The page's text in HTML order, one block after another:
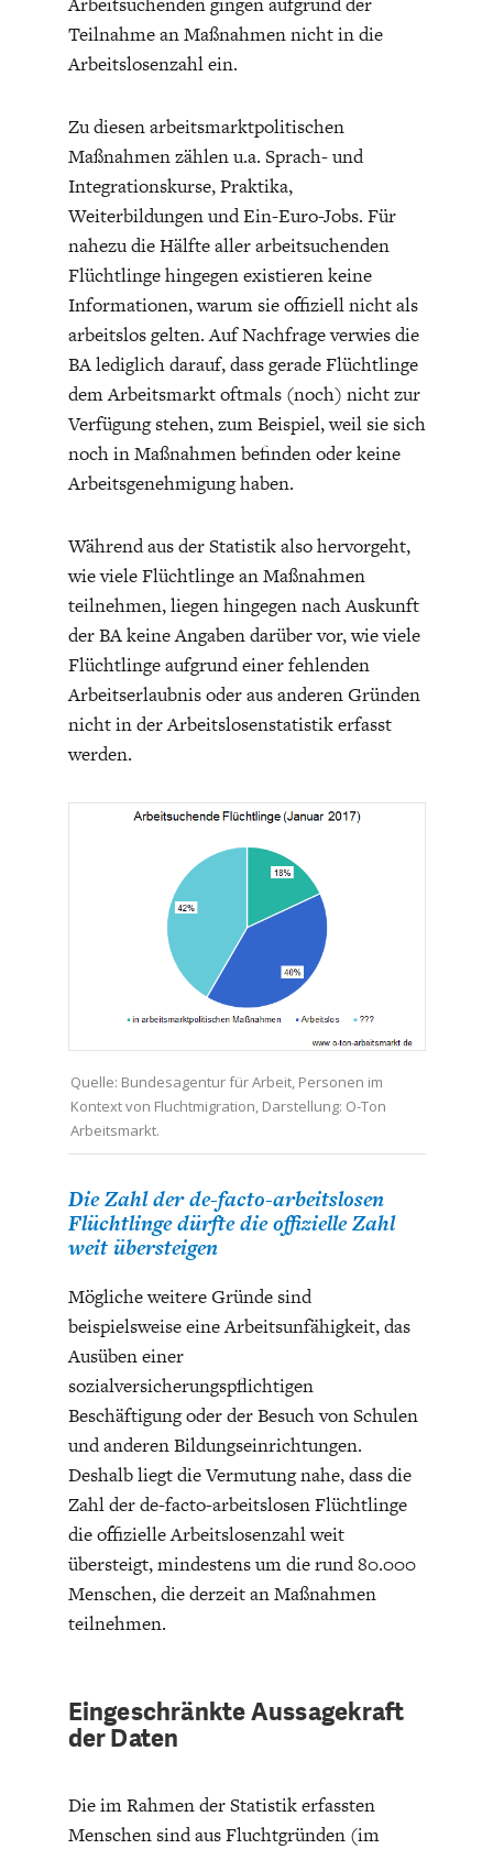
GERMANOMICS
DIGITALISIERUNG
ZEITALTER
DEUTSCHEN VWL
DIE POSITIONEN DER
WIRTSCHAFTSWEISEN
BGE-INFOGRAFIK
HÖRSAAL
UNGLEICHHEIT
USA
Teilnahme an Maßnahmen nicht in die
Arbeitslosenzahl ein.
Zu diesen arbeitsmarktpolitischen
Maßnahmen zählen u.a. Sprach- und
Integrationskurse, Praktika,
Weiterbildungen und Ein-Euro-Jobs. Für
nahezu die Hälfte aller arbeitsuchenden
Flüchtlinge hingegen existieren keine
Informationen, warum sie offiziell nicht als
arbeitslos gelten. Auf Nachfrage verwies die
BA lediglich darauf, dass gerade Flüchtlinge
dem Arbeitsmarkt oftmals (noch) nicht zur
Verfügung stehen, zum Beispiel, weil sie sich
noch in Maßnahmen befinden oder keine
Arbeitsgenehmigung haben.
Während aus der Statistik also hervorgeht,
wie viele Flüchtlinge an Maßnahmen
teilnehmen, liegen hingegen nach Auskunft
der BA keine Angaben darüber vor, wie viele
Flüchtlinge aufgrund einer fehlenden
Arbeitserlaubnis oder aus anderen Gründen
nicht in der Arbeitslosenstatistik erfasst
werden.
Quelle: Bundesagentur für Arbeit, Personen im
Kontext von Fluchtmigration, Darstellung: O-Ton
Arbeitsmarkt.
Die Zahl der de-facto-arbeitslosen
Flüchtlinge dürfte die offizielle Zahl
weit übersteigen
Mögliche weitere Gründe sind
beispielsweise eine Arbeitsunfähigkeit, das
Ausüben einer
sozialversicherungspflichtigen
Beschäftigung oder der Besuch von Schulen
und anderen Bildungseinrichtungen.
Deshalb liegt die Vermutung nahe, dass die
Zahl der de-facto-arbeitslosen Flüchtlinge
die offizielle Arbeitslosenzahl weit
übersteigt, mindestens um die rund 80.000
Menschen, die derzeit an Maßnahmen
teilnehmen.
Eingeschränkte Aussagekraft
der Daten
Die im Rahmen der Statistik erfassten
Menschen sind aus Fluchtgründen (im